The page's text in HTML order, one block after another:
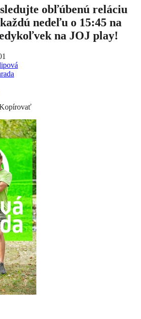
obľúbenú reláciu
každú nedeľu o 15:45 na
na JOJ play!